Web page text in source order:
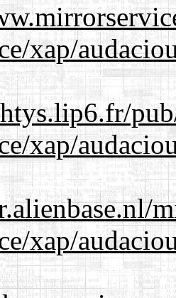
xap/
xap/
xap/